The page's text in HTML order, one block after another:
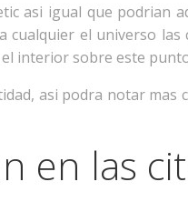
asi igual que podrian
cualquier el universo las
interior sobre este
asi podra notar mas
en las